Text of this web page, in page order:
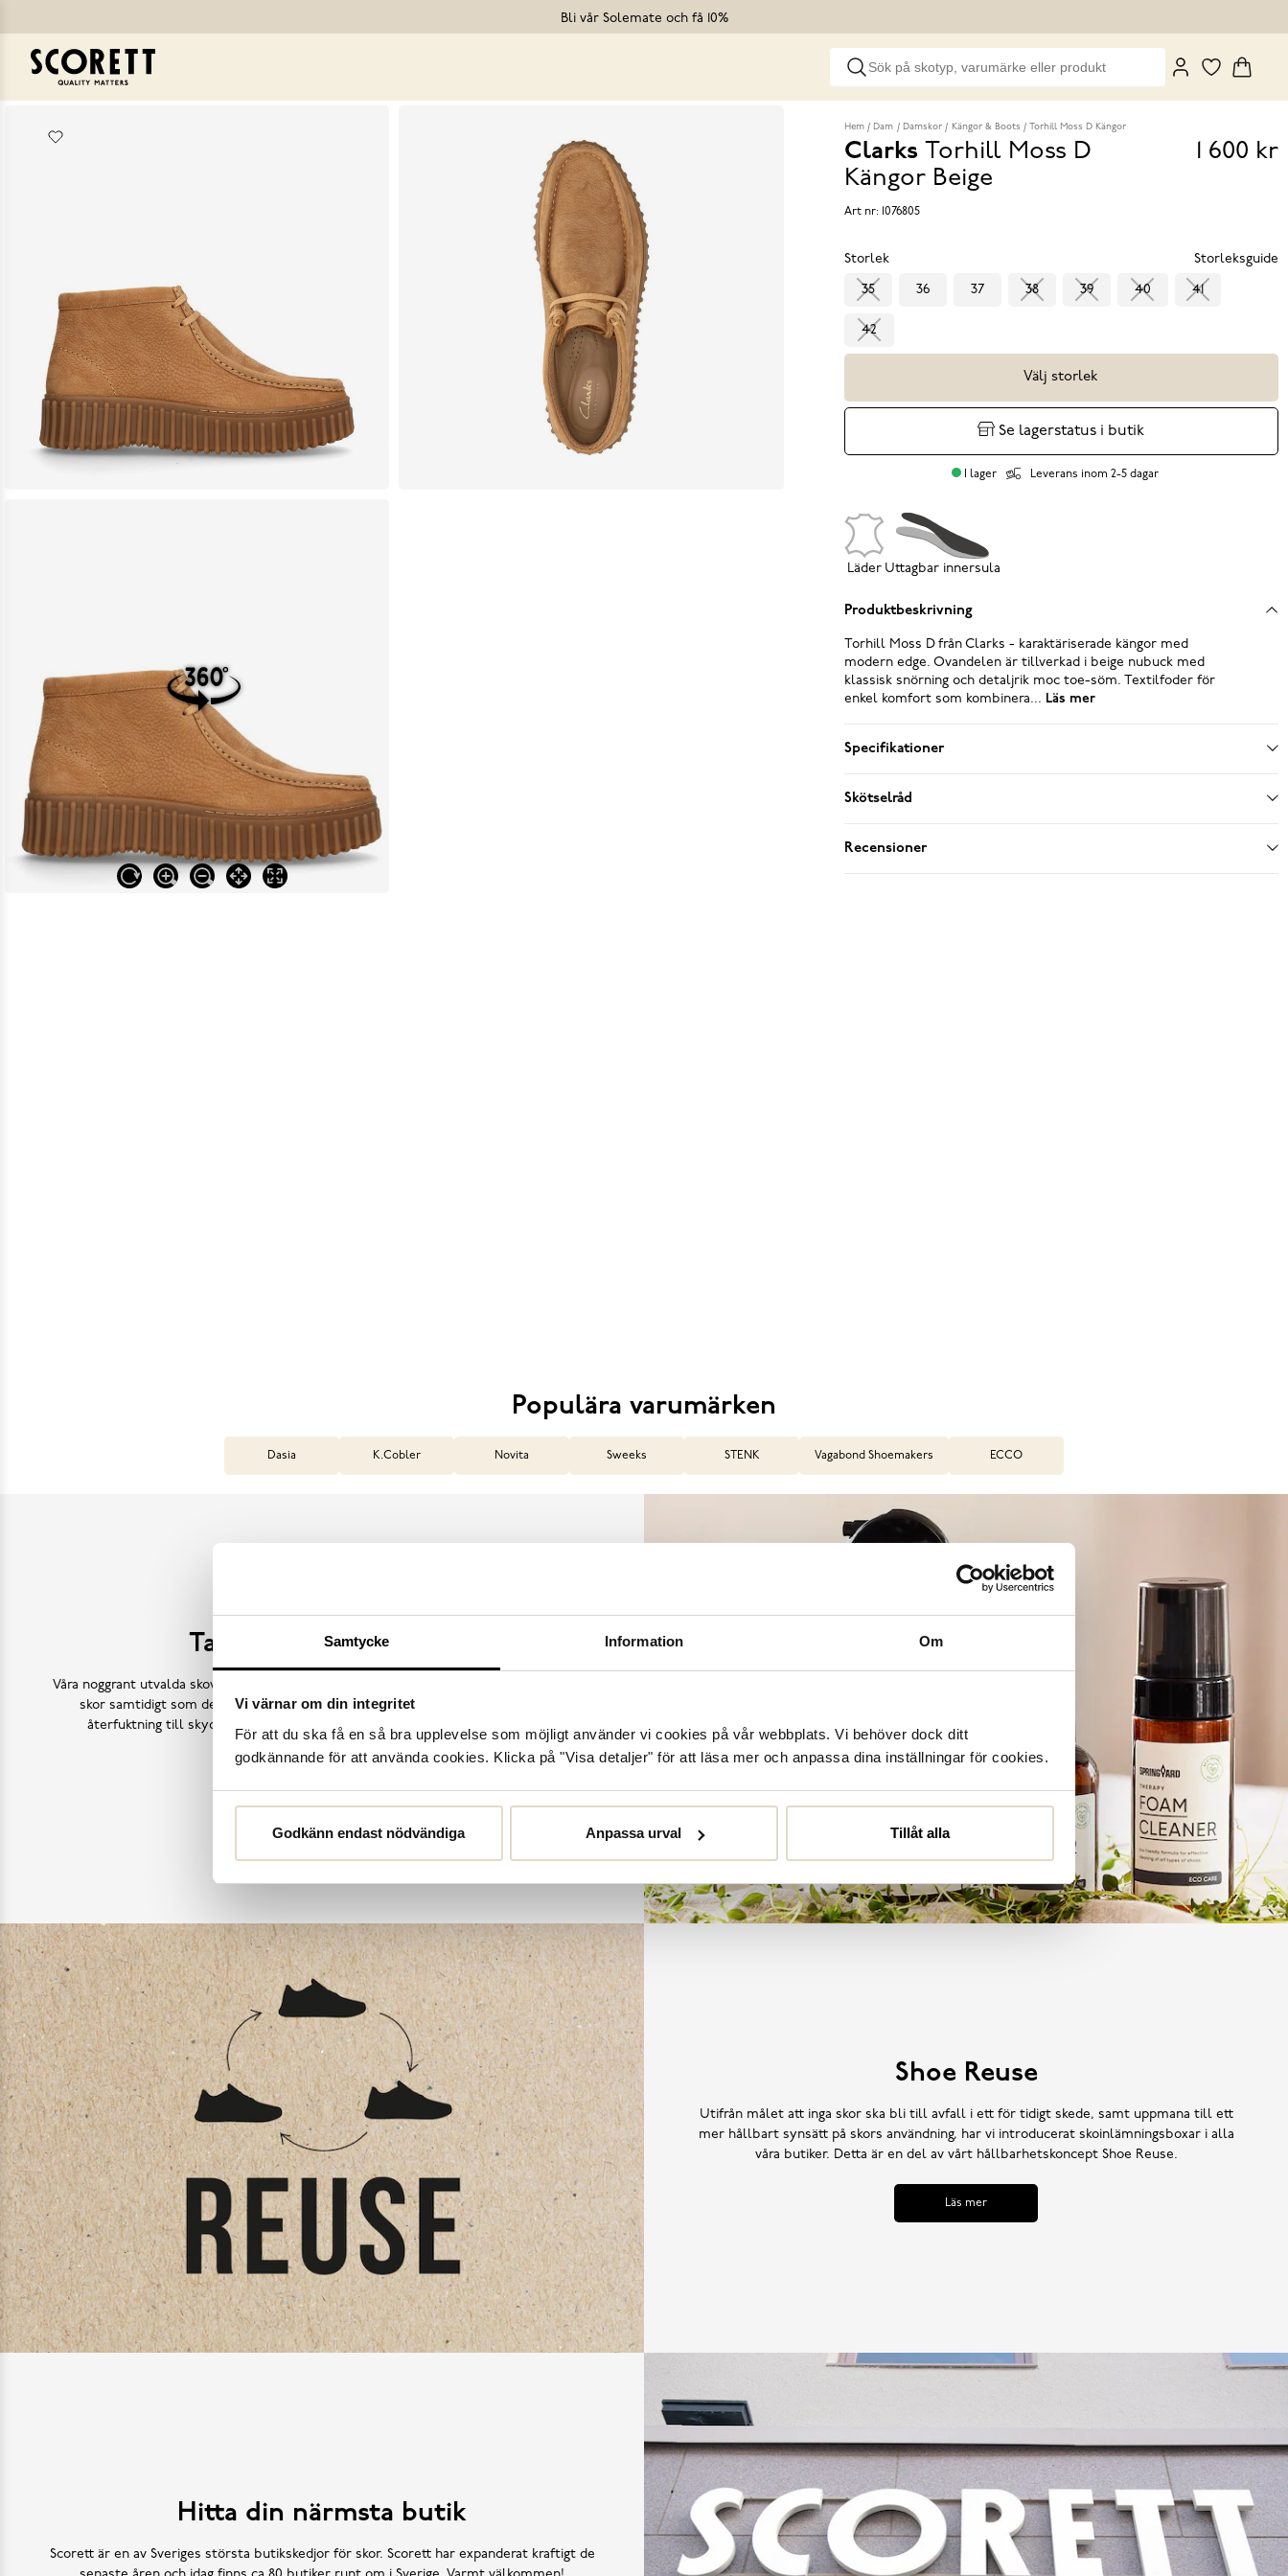
Samtycke Information Om
Vi värnar om din integritet
För att du ska få en så bra upplevelse som möjligt använder vi cookies på vår webbplats. Vi behöver dock ditt
godkännande för att använda cookies. Klicka på "Visa detaljer" för att läsa mer och anpassa dina inställningar för cookies.
Godkänn endast nödvändiga Anpassa urval Tillåt alla
Bli vår Solemate och få 10%
Hem Dam Damskor Kängor & Boots Torhill Moss D Kängor
Clarks Torhill Moss D
Kängor Beige
Pris
1 600 kr
Art nr: 1076805
Storlek Storleksguide
35 36 37 38 39 40 41
42
Välj storlek
Se lagerstatus i butik
I lager Leverans inom 2-5 dagar
Läder Uttagbar innersula
Produktbeskrivning
Torhill Moss D från Clarks - karaktäriserade kängor med
modern edge. Ovandelen är tillverkad i beige nubuck med
klassisk snörning och detaljrik moc toe-söm. Textilfoder för
enkel komfort som kombinera... Läs mer
Specifikationer
Skötselråd
Recensioner
Populära varumärken
Dasia K.Cobler Novita Sweeks STENK Vagabond Shoemakers ECCO
Ta hand om dina skor
Våra noggrant utvalda skovårdsprodukter är skapade för att förlänga livslängden på dina
skor samtidigt som de behåller deras ursprungliga skönhet. Från rengöring och
återfuktning till skydd mot väder och slitage – vi har allt kan tänkas behöva.
Shoe Reuse
Utifrån målet att inga skor ska bli till avfall i ett för tidigt skede, samt uppmana till ett
mer hållbart synsätt på skors användning, har vi introducerat skoinlämningsboxar i alla
våra butiker. Detta är en del av vårt hållbarhetskoncept Shoe Reuse.
Läs mer
Hitta din närmsta butik
Scorett är en av Sveriges största butikskedjor för skor. Scorett har expanderat kraftigt de